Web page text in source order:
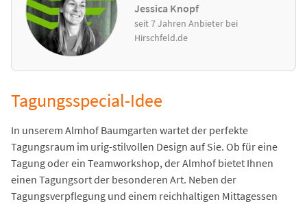
Jessica Knopf
seit 7 Jahren Anbieter bei
Hirschfeld.de
Tagungsspecial-Idee
In unserem Almhof Baumgarten wartet der perfekte
Tagungsraum im urig-stilvollen Design auf Sie. Ob für eine
Tagung oder ein Teamworkshop, der Almhof bietet Ihnen
einen Tagungsort der besonderen Art. Neben der
Tagungsverpflegung und einem reichhaltigen Mittagessen